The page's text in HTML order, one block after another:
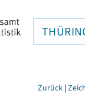
Zurück |